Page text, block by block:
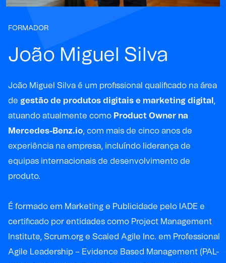
FORMADOR
João Miguel Silva
João Miguel Silva é um profissional qualificado na área
de gestão de produtos digitais e marketing digital ,
atuando atualmente como Product Owner na
Mercedes-Benz.io, com mais de cinco anos de
experiência na empresa, incluíndo liderança de
equipas internacionais de desenvolvimento de
produto.
É formado em Marketing e Publicidade pelo IADE e
certificado por entidades como Project Management
Institute, Scrum.org e Scaled Agile Inc. em Professional
Agile Leadership – Evidence Based Management (PAL-